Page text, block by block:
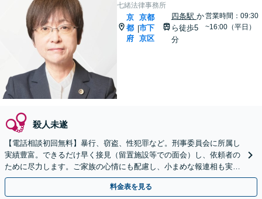
七緒法律事務所
京
都
府
|
京都
市下
京区
四条駅 か
ら徒歩5
分
営業時間：09:30
~16:00（平日）
殺人未遂
【電話相談初回無料】暴行、窃盗、性犯罪など。刑事委員会に所属し
実績豊富。できるだけ早く接見（留置施設等での面会）し、依頼者の
ために尽力します。ご家族の心情にも配慮し、小まめな報連相も実
施。加害者の立ち直り支援も注力しています【四条烏丸5分】
料金表を見る